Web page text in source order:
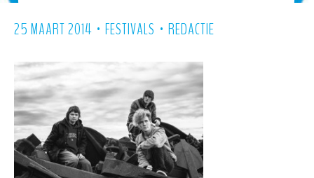
25 MAART 2014 • FESTIVALS • REDACTIE